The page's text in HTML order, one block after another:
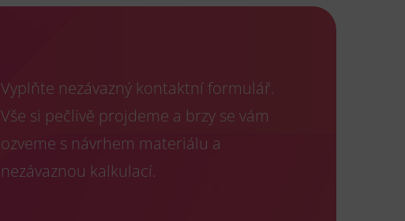
Vyplňte nezávazný kontaktní formulář.
Vše si pečlivě projdeme a brzy se vám
ozveme s návrhem materiálu a
nezávaznou kalkulací.